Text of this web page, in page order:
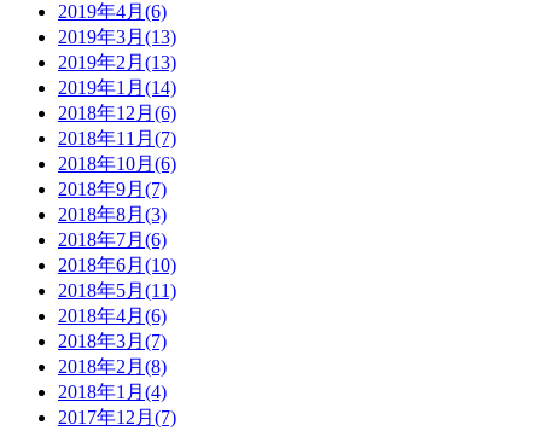
2019年4月(6)
2019年3月(13)
2019年2月(13)
2019年1月(14)
2018年12月(6)
2018年11月(7)
2018年10月(6)
2018年9月(7)
2018年8月(3)
2018年7月(6)
2018年6月(10)
2018年5月(11)
2018年4月(6)
2018年3月(7)
2018年2月(8)
2018年1月(4)
2017年12月(7)